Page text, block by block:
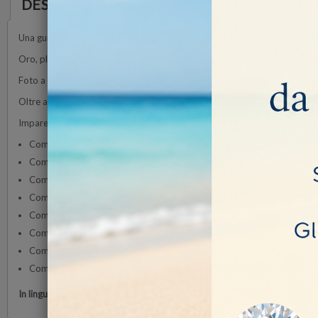
DESCRIZIONE
Una guida a colori per professionisti e non su oro, platino, palladio,
Oro, platino, palladio, argento e altri metalli per gioielli spiega come
Foto a colori di alta qualità mostrano come questi metalli vengono
Oltre a fornire una prospettiva storica e fatti interessanti sui metalli,
Imparerai a:
Come leggere i timbri sulle montature per gioielli
Come identificare i metalli dei gioielli
Come determinare il contenuto di oro nei gioielli
Come e dove vendere i tuoi gioielli
Come individuare un contratto di spedizione equo
Come selezionare le raffinerie e preparare le spedizioni a loro destinate
Come prevenire e rimuovere l'ossidazione dell'argento
Come pulire i gioielli in metallo
In lingua Inglese!